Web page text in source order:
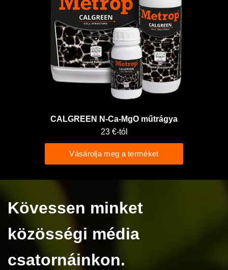
CALGREEN N-Ca-MgO műtrágya
23 €-tól
Vásárolja meg a terméket
Kövessen minket
közösségi média
csatornáinkon.